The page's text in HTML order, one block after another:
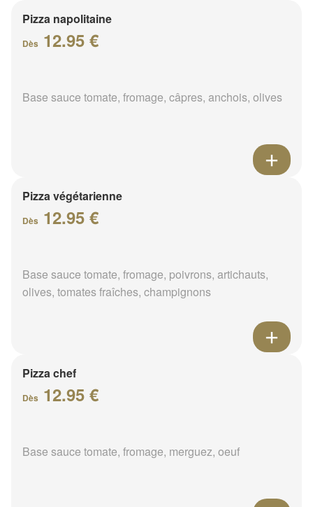
Pizza napolitaine
Dès 12.95 €
Base sauce tomate, fromage, câpres, anchois, olives
Pizza végétarienne
Dès 12.95 €
Base sauce tomate, fromage, poivrons, artichauts,
olives, tomates fraîches, champignons
Pizza chef
Dès 12.95 €
Base sauce tomate, fromage, merguez, oeuf